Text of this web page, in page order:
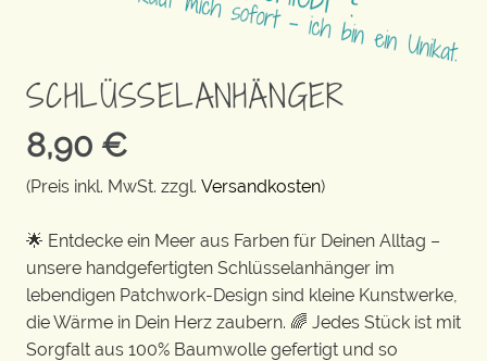
SCHLÜSSELANHÄNGER
8,90 €
(Preis inkl. MwSt. zzgl. Versandkosten)
🌟 Entdecke ein Meer aus Farben für Deinen Alltag –
unsere handgefertigten Schlüsselanhänger im
lebendigen Patchwork-Design sind kleine Kunstwerke,
die Wärme in Dein Herz zaubern. 🌈 Jedes Stück ist mit
Sorgfalt aus 100% Baumwolle gefertigt und so